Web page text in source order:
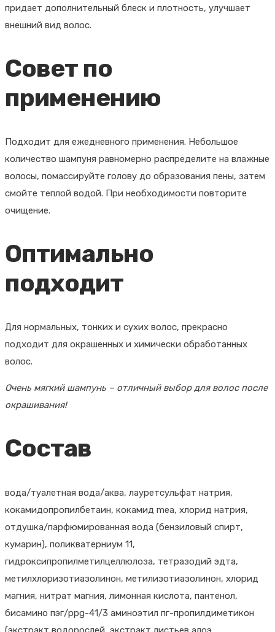
придает дополнительный блеск и плотность, улучшает
внешний вид волос.
Совет по
применению
Подходит для ежедневного применения. Небольшое
количество шампуня равномерно распределите на влажные
волосы, помассируйте голову до образования пены, затем
смойте теплой водой. При необходимости повторите
очищение.
Оптимально
подходит
Для нормальных, тонких и сухих волос, прекрасно
подходит для окрашенных и химически обработанных
волос.
Очень мягкий шампунь – отличный выбор для волос после
окрашивания!
Состав
вода/туалетная вода/аква, лауретсульфат натрия,
кокамидопропилбетаин, кокамид mea, хлорид натрия,
отдушка/парфюмированная вода (бензиловый спирт,
кумарин), поликватерниум 11,
гидроксипропилметилцеллюлоза, тетразодий эдта,
метилхлоризотиазолинон, метилизотиазолинон, хлорид
магния, нитрат магния, лимонная кислота, пантенол,
бисамино пэг/ppg-41/3 аминоэтил пг-пропилдиметикон